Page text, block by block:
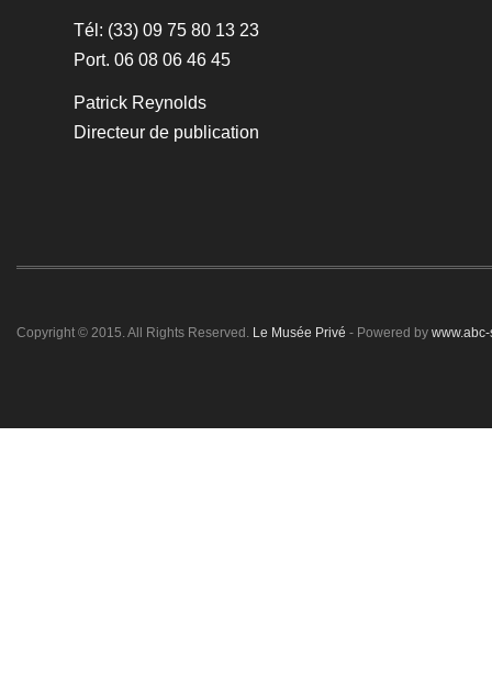
Tél: (33) 09 75 80 13 23
Port. 06 08 06 46 45
Patrick Reynolds
Directeur de publication
Copyright © 2015. All Rights Reserved. Le Musée Privé - Powered by